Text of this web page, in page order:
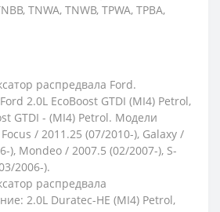
TNWA, TNWB, TPWA, TPBA,
распредвала Ford.
2.0L EcoBoost GTDI (MI4) Petrol,
GTDI - (MI4) Petrol. Модели
/ 2011.25 (07/2010-), Galaxy /
), Mondeo / 2007.5 (02/2007-), S-
2006-).
распредвала
2.0L Duratec-HE (MI4) Petrol,